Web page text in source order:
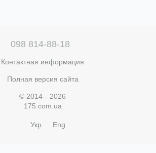
098 814-88-18
Контактная информация
Полная версия сайта
© 2014—2026
175.com.ua
Укр Eng